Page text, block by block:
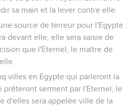
sa main et la lever contre elle.
source de terreur pour l'Egypte :
devant elle, elle sera saisie de
que l'Eternel, le maître de
villes en Egypte qui parleront la
prêteront serment par l'Eternel, le
d'elles sera appelée ville de la